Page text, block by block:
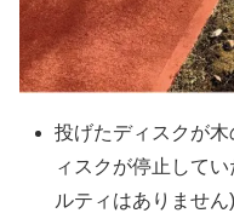
投げたディスクが
ィスクが停止して
ルティはありません)